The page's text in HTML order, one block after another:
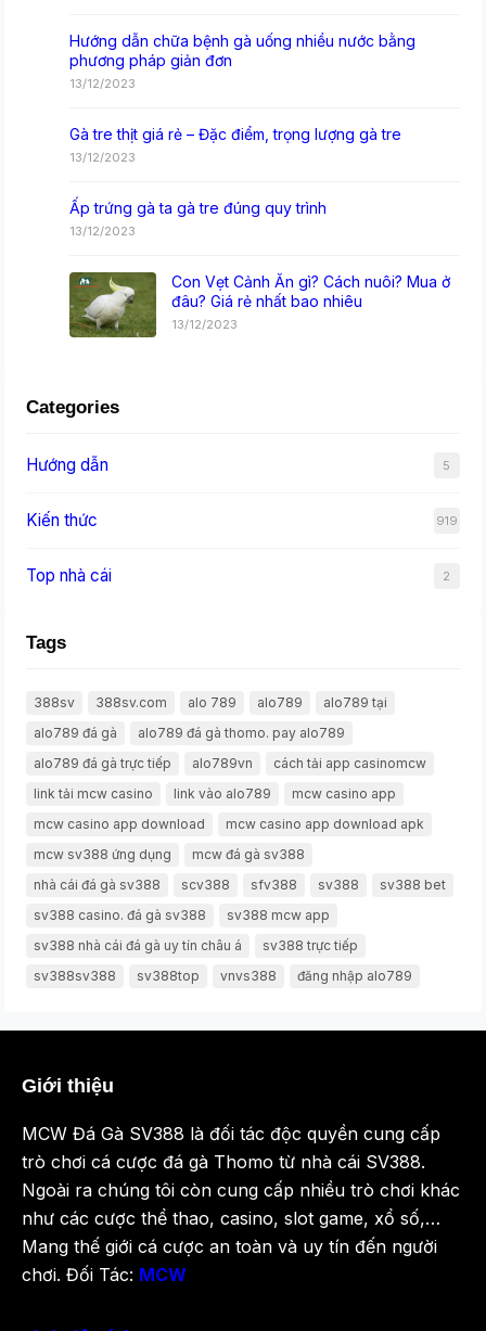
Hướng dẫn chữa bệnh gà uống nhiều nước bằng
phương pháp giản đơn
13/12/2023
Gà tre thịt giá rẻ – Đặc điểm, trọng lượng gà tre
13/12/2023
Ấp trứng gà ta gà tre đúng quy trình
13/12/2023
Con Vẹt Cảnh Ăn gì? Cách nuôi? Mua ở
đâu? Giá rẻ nhất bao nhiêu
13/12/2023
Categories
Hướng dẫn 5
Kiến thức 919
Top nhà cái 2
Tags
388sv 388sv.com alo 789 alo789
alo789 tại
alo789 đá gà
alo789 đá gà thomo. pay alo789
alo789 đá gà trực tiếp
alo789vn
cách tải app casinomcw
link tải mcw casino
link vào alo789
mcw casino app
mcw casino app download
mcw casino app download apk
mcw sv388 ứng dụng
mcw đá gà sv388
nhà cái đá gà sv388
scv388 sfv388 sv388
sv388 bet
sv388 casino. đá gà sv388
sv388 mcw app
sv388 nhà cái đá gà uy tín châu á
sv388 trực tiếp
sv388sv388
sv388top vnvs388 đăng nhập alo789
Giới thiệu
MCW Đá Gà SV388 là đối tác độc quyền cung cấp
trò chơi cá cược đá gà Thomo từ nhà cái SV388.
Ngoài ra chúng tôi còn cung cấp nhiều trò chơi khác
như các cược thể thao, casino, slot game, xổ số,…
Mang thế giới cá cược an toàn và uy tín đến người
chơi. Đối Tác: MCW